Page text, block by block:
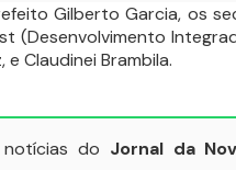
Gilberto Garcia, os
(Desenvolvimento
Claudinei Brambila.
do Jornal da